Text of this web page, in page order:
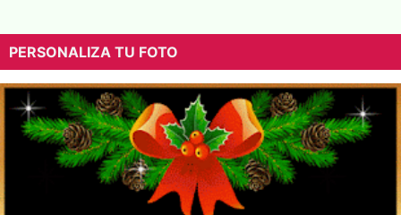
PERSONALIZA TU FOTO